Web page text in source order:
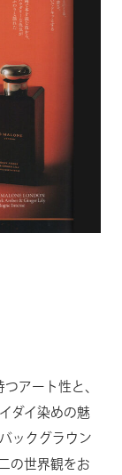
アート性と、
ダイ染めの魅
ックグラウン
の世界観をお